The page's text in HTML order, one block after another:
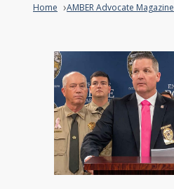
Home AMBER Advocate Magazine